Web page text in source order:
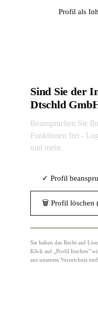
Profil als
Sind Sie der
Dtschld
Beanspruchen Sie
Funktionen frei -
und mehr.
✓ Profil
🗑 Profil löschen
Sie haben das Recht auf
Klick auf „Profil löschen"
aus unserem Verzeichnis